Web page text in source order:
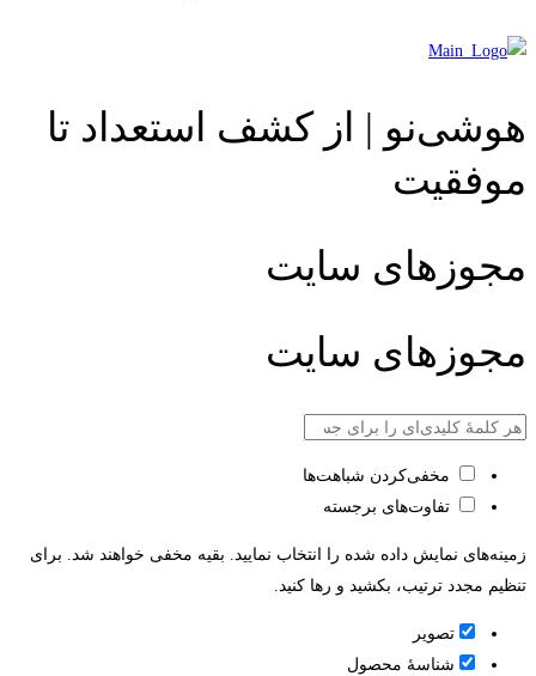
هوشی‌نو | از کشف استعداد تا
موفقیت
مجوزهای سایت
مجوزهای سایت
مخفی‌کردن شباهت‌ها
تفاوت‌های برجسته
زمینه‌های نمایش داده شده را انتخاب نمایید. بقیه مخفی خواهند شد. برای
تنظیم مجدد ترتیب، بکشید و رها کنید.
تصویر
شناسۀ محصول